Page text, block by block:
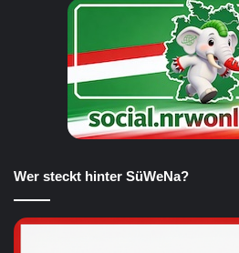
Wer steckt hinter SüWeNa?